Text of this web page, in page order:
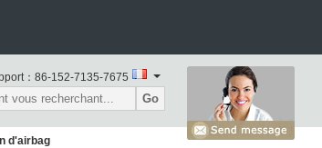
： 86-152-7135-7675
Go
d'airbag